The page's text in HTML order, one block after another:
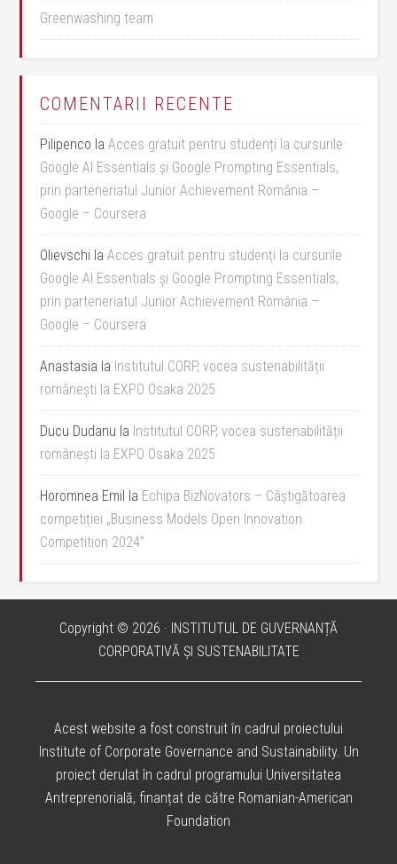
Greenwashing team
COMENTARII RECENTE
Pilipenco laAcces gratuit pentru studenți la cursurile
Google AI Essentials și Google Prompting Essentials,
prin parteneriatul Junior Achievement România –
Google – Coursera
Olievschi laAcces gratuit pentru studenți la cursurile
Google AI Essentials și Google Prompting Essentials,
prin parteneriatul Junior Achievement România –
Google – Coursera
Anastasia la Institutul CORP, vocea sustenabilității
românești la EXPO Osaka 2025
Ducu Dudanu la Institutul CORP, vocea sustenabilității
românești la EXPO Osaka 2025
Horomnea Emil la Echipa BizNovators – Câștigătoarea
competiției „Business Models Open Innovation
Competition 2024”
Copyright © 2026 · INSTITUTUL DE GUVERNANȚĂ
CORPORATIVĂ ȘI SUSTENABILITATE
Acest website a fost construit în cadrul proiectului
Institute of Corporate Governance and Sustainability. Un
proiect derulat în cadrul programului Universitatea
Antreprenorială, finanțat de către Romanian-American
Foundation